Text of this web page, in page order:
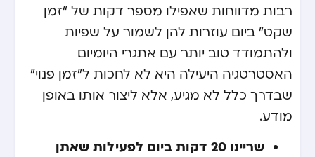
רבות מדווחות שאפילו מספר דקות של “זמן
שקט” ביום עוזרות להן לשמור על שפיות
ולהתמודד טוב יותר עם אתגרי היומיום.
האסטרטגיה היעילה היא לא לחכות ל”זמן פנוי”
שבדרך כלל לא מגיע, אלא ליצור אותו באופן
מודע.
שריינו 20 דקות ביום לפעילות שאתן